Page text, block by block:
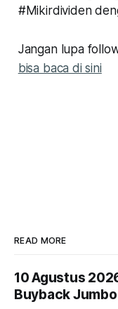
#Mikirdividen
Jangan lupa
bisa baca di sini
READ MORE
10 Agustus
Buyback